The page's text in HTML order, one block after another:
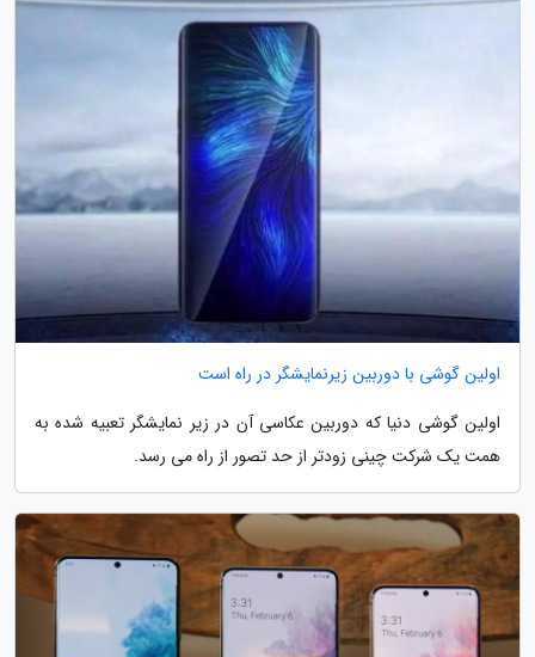
اولین گوشی با دوربین زیرنمایشگر در راه است
اولین گوشی دنیا که دوربین عکاسی آن در زیر نمایشگر تعبیه شده به
همت یک شرکت چینی زودتر از حد تصور از راه می رسد.